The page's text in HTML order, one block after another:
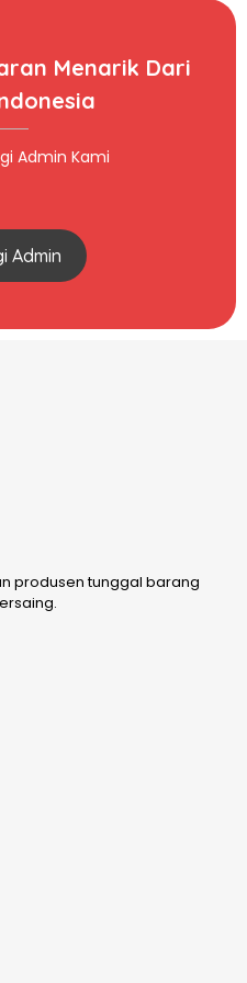
Menarik Dari
Admin Kami
Admin
produsen tunggal barang